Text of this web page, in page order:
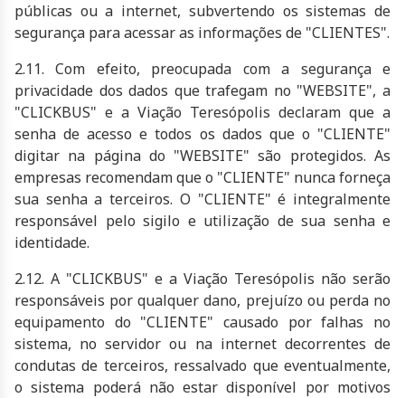
públicas ou a internet, subvertendo os sistemas de
segurança para acessar as informações de "CLIENTES".
2.11. Com efeito, preocupada com a segurança e
privacidade dos dados que trafegam no "WEBSITE", a
"CLICKBUS" e a Viação Teresópolis declaram que a
senha de acesso e todos os dados que o "CLIENTE"
digitar na página do "WEBSITE" são protegidos. As
empresas recomendam que o "CLIENTE" nunca forneça
sua senha a terceiros. O "CLIENTE" é integralmente
responsável pelo sigilo e utilização de sua senha e
identidade.
2.12. A "CLICKBUS" e a Viação Teresópolis não serão
responsáveis por qualquer dano, prejuízo ou perda no
equipamento do "CLIENTE" causado por falhas no
sistema, no servidor ou na internet decorrentes de
condutas de terceiros, ressalvado que eventualmente,
o sistema poderá não estar disponível por motivos